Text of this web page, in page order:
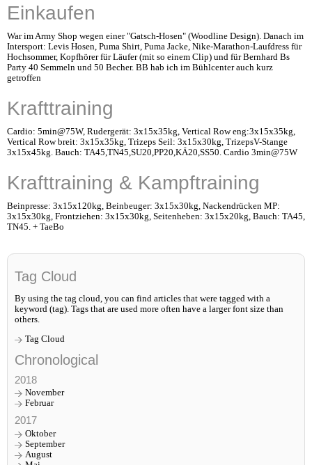
Einkaufen
War im Army Shop wegen einer "Gatsch-Hosen" (Woodline Design). Danach im
Intersport: Levis Hosen, Puma Shirt, Puma Jacke, Nike-Marathon-Laufdress für
Hochsommer, Kopfhörer für Läufer (mit so einem Clip) und für Bernhard Bs
Party 40 Semmeln und 50 Becher. BB hab ich im Bühlcenter auch kurz
getroffen
Krafttraining
Cardio: 5min@75W, Rudergerät: 3x15x35kg, Vertical Row eng:3x15x35kg,
Vertical Row breit: 3x15x35kg, Trizeps Seil: 3x15x30kg, TrizepsV-Stange
3x15x45kg. Bauch: TA45,TN45,SU20,PP20,KÄ20,SS50. Cardio 3min@75W
Krafttraining & Kampftraining
Beinpresse: 3x15x120kg, Beinbeuger: 3x15x30kg, Nackendrücken MP:
3x15x30kg, Frontziehen: 3x15x30kg, Seitenheben: 3x15x20kg, Bauch: TA45,
TN45. + TaeBo
Tag Cloud
By using the tag cloud, you can find articles that were tagged with a
keyword (tag). Tags that are used more often have a larger font size than
others.
Tag Cloud
Chronological
2018
November
Februar
2017
Oktober
September
August